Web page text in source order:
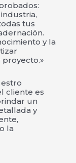
tus
y la
cliente es
un
y
la